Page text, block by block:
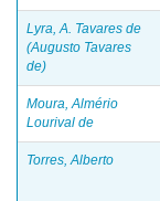
Lyra, A. Tavares de
(Augusto Tavares
de)
Moura, Almério
Lourival de
Torres, Alberto